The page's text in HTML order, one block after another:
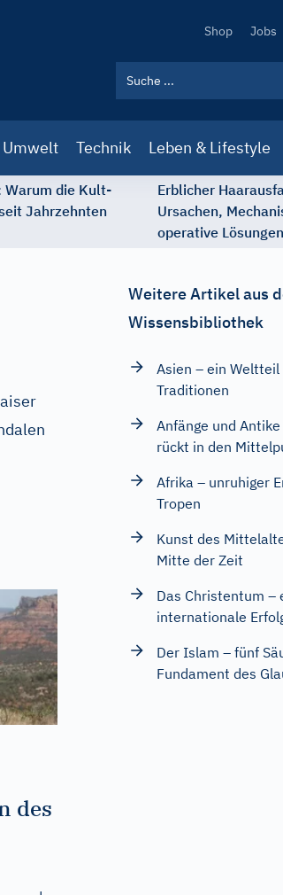
Secondary
Shop Jobs
Technik Leben & Lifestyle
Warum die Kult-
Jahrzehnten
Erblicher
Ursachen,
operative Lösungen
des
Weitere Artikel aus
Wissensbibliothek
Asien – ein
Traditionen
Anfänge und
rückt in den
Afrika – unruhiger
Tropen
Kunst des
Mitte der Zeit
Das Christentum –
internationale
Der Islam – fünf
Fundament des